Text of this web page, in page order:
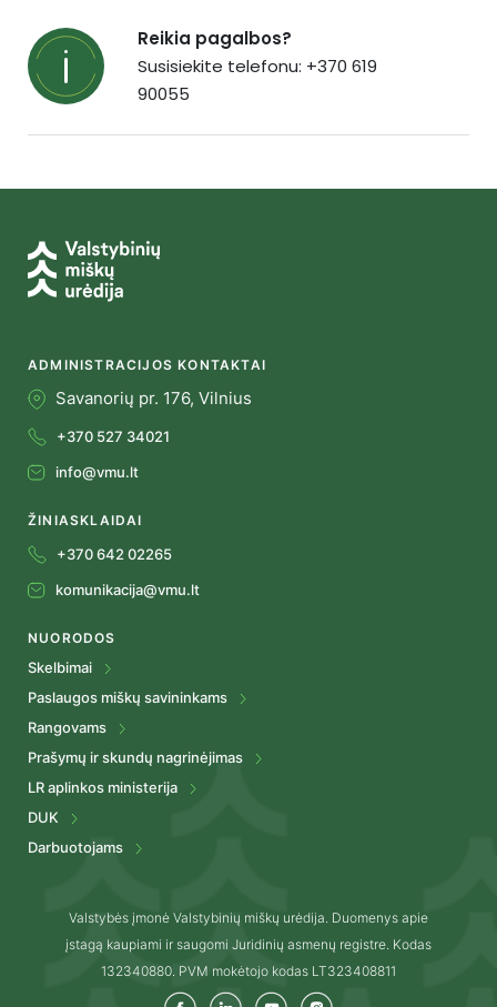
Reikia pagalbos?
Susisiekite telefonu: +370 619
90055
ADMINISTRACIJOS KONTAKTAI
Savanorių pr. 176, Vilnius
+370 527 34021
info@vmu.lt
ŽINIASKLAIDAI
+370 642 02265
komunikacija@vmu.lt
NUORODOS
Skelbimai
Paslaugos miškų savininkams
Rangovams
Prašymų ir skundų nagrinėjimas
LR aplinkos ministerija
DUK
Darbuotojams
Valstybės įmonė Valstybinių miškų urėdija. Duomenys apie
įstagą kaupiami ir saugomi Juridinių asmenų registre. Kodas
132340880. PVM mokėtojo kodas LT323408811